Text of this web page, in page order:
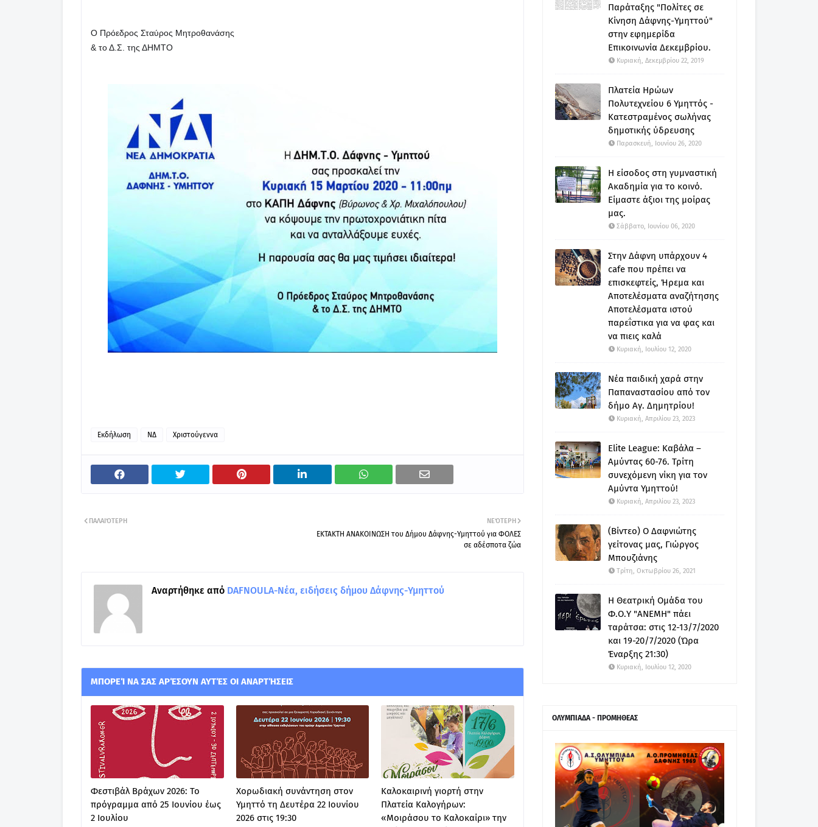
Ο Πρόεδρος Σταύρος Μητροθανάσης
& το Δ.Σ. της ΔΗΜΤΟ
Εκδήλωση ΝΔ Χριστούγεννα
ΝΕΌΤΕΡΗ
ΕΚΤΑΚΤΗ ΑΝΑΚΟΙΝΩΣΗ του Δήμου Δάφνης-Υμηττού για ΦΟΛΕΣ
σε αδέσποτα ζώα
ΠΑΛΑΙΌΤΕΡΗ
Αναρτήθηκε από DAFNOULA-Νέα, ειδήσεις δήμου Δάφνης-Υμηττού
ΜΠΟΡΕΊ ΝΑ ΣΑΣ ΑΡΈΣΟΥΝ ΑΥΤΈΣ ΟΙ ΑΝΑΡΤΉΣΕΙΣ
Φεστιβάλ Βράχων 2026: Το
πρόγραμμα από 25 Ιουνίου έως
2 Ιουλίου
Χορωδιακή συνάντηση στον
Υμηττό τη Δευτέρα 22 Ιουνίου
2026 στις 19:30
Καλοκαιρινή γιορτή στην
Πλατεία Καλογήρων:
«Μοιράσου το Καλοκαίρι» την
Παράταξης "Πολίτες σε
Κίνηση Δάφνης-Υμηττού"
στην εφημερίδα
Επικοινωνία Δεκεμβρίου.
Κυριακή, Δεκεμβρίου 22, 2019
Πλατεία Ηρώων
Πολυτεχνείου 6 Υμηττός -
Κατεστραμένος σωλήνας
δημοτικής ύδρευσης
Παρασκευή, Ιουνίου 26, 2020
Η είσοδος στη γυμναστική
Ακαδημία για το κοινό.
Είμαστε άξιοι της μοίρας
μας.
Σάββατο, Ιουνίου 06, 2020
Στην Δάφνη υπάρχουν 4
cafe που πρέπει να
επισκεφτείς, Ήρεμα και
Αποτελέσματα αναζήτησης
Αποτελέσματα ιστού
παρεΐστικα για να φας και
να πιεις καλά
Κυριακή, Ιουλίου 12, 2020
Νέα παιδική χαρά στην
Παπαναστασίου από τον
δήμο Αγ. Δημητρίου!
Κυριακή, Απριλίου 23, 2023
Elite League: Καβάλα –
Αμύντας 60-76. Τρίτη
συνεχόμενη νίκη για τον
Αμύντα Υμηττού!
Κυριακή, Απριλίου 23, 2023
(Βίντεο) Ο Δαφνιώτης
γείτονας μας, Γιώργος
Μπουζιάνης
Τρίτη, Οκτωβρίου 26, 2021
Η Θεατρική Ομάδα του
Φ.Ο.Υ "ΑΝΕΜΗ" πάει
ταράτσα: στις 12-13/7/2020
και 19-20/7/2020 (Ώρα
Έναρξης 21:30)
Κυριακή, Ιουλίου 12, 2020
ΟΛΥΜΠΙΑΔΑ - ΠΡΟΜΗΘΕΑΣ